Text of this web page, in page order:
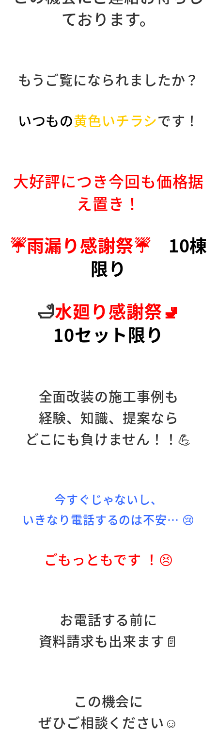
ております。
もうご覧になられましたか？
いつもの黄色いチラシです！
大好評につき今回も価格据
え置き！
☔雨漏り感謝祭☔10棟
限り
🛁水廻り感謝祭🚽
10セット限り
全面改装の施工事例も
経験、知識、提案なら
どこにも負けません！！💪
今すぐじゃないし、
いきなり電話するのは不安… 😢
ごもっともです ！😣
お電話する前に
資料請求も出来ます📄
この機会に
ぜひご相談ください☺